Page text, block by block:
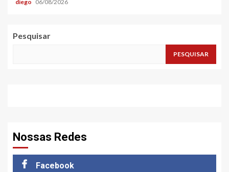
diego 06/08/2026
Pesquisar
PESQUISAR
Nossas Redes
Facebook